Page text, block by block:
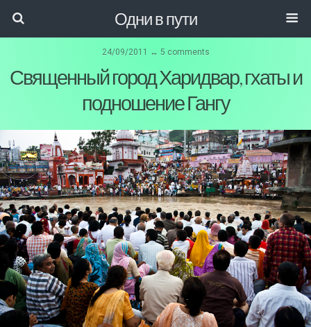
Одни в пути
24/09/2011 ↔ 5 comments
Священный город Харидвар, гхаты и
подношение Гангу